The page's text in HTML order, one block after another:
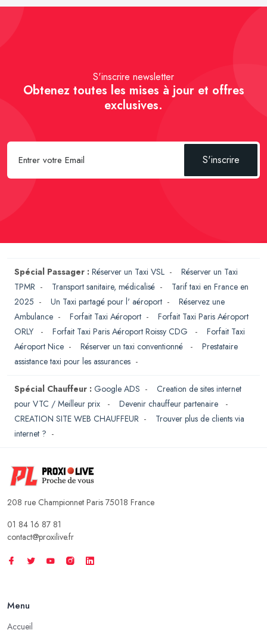
S'inscrire newsletter
Obtenez toutes les mises à jour et offres
exclusives.
S'inscrire
Spécial Passager : Réserver un Taxi VSL - Réserver un Taxi
TPMR - Transport sanitaire, médicalisé - Tarif taxi en France en
2025 - Un Taxi partagé pour l' aéroport - Réservez une
Ambulance - Forfait Taxi Aéroport - Forfait Taxi Paris Aéroport
ORLY
- Forfait Taxi Paris Aéroport Roissy CDG - Forfait Taxi
Aéroport Nice - Réserver un taxi conventionné - Prestataire
assistance taxi pour les assurances -
Spécial Chauffeur : Google ADS - Creation de sites internet
pour VTC / Meilleur prix
- Devenir chauffeur partenaire
-
CREATION SITE WEB CHAUFFEUR - Trouver plus de clients via
internet ? -
208 rue Championnet Paris 75018 France
01 84 16 87 81
contact@proxilive.fr
Menu
Accueil